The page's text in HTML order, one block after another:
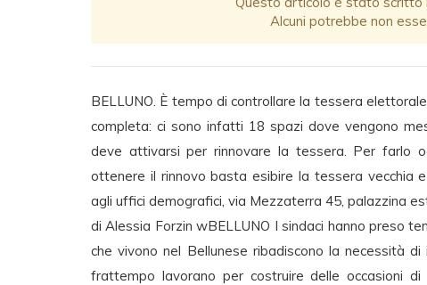
Alcuni potrebbe non
BELLUNO. È tempo di controllare la tessera
completa: ci sono infatti 18 spazi dove vengono
deve attivarsi per rinnovare la tessera. Per farlo
ottenere il rinnovo basta esibire la tessera vecchia
agli uffici demografici, via Mezzaterra 45, palazzina
di Alessia Forzin wBELLUNO I sindaci hanno preso
che vivono nel Bellunese ribadiscono la necessità
frattempo lavorano per costruire delle occasioni